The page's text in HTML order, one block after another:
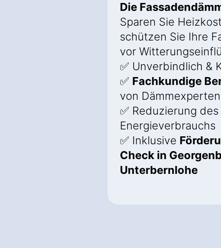
Die
Sparen Sie
schützen Sie Ihre
vor
✅ Unverbindlich &
✅ Fachkundige
von Dämmexperten
✅ Reduzierung des
Energieverbrauchs
✅ Inklusive
Check in
Unterbernlohe